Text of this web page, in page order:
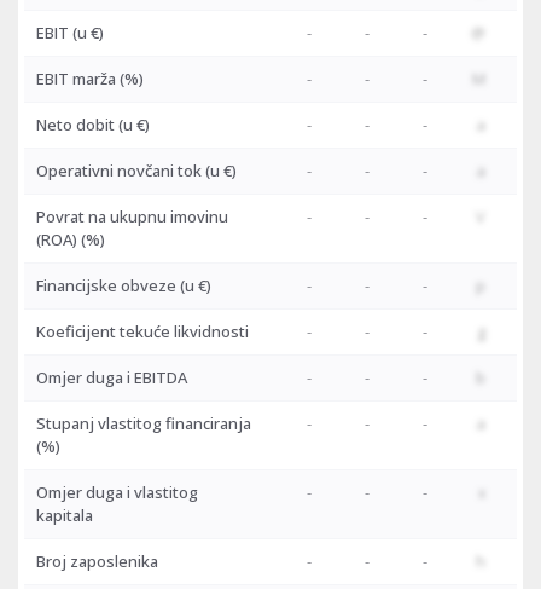
EBIT (u €) - - -
EBIT marža (%) - - -
Neto dobit(u €) - - -
Operativni novčani tok(u €) - - -
Povrat na ukupnu imovinu
(ROA) (%)
- - -
Financijske obveze (u €) - - -
Koeficijent tekuće likvidnosti - - - g
Omjer duga i EBITDA - - -
Stupanj vlastitog financiranja
(%)
- - -
Omjer duga i vlastitog
kapitala
- - -
Broj zaposlenika - - -